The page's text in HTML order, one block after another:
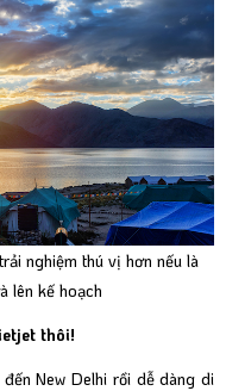
nghiệm thú vị hơn nếu là
lên kế hoạch
thôi!
New Delhi rồi dễ dàng di